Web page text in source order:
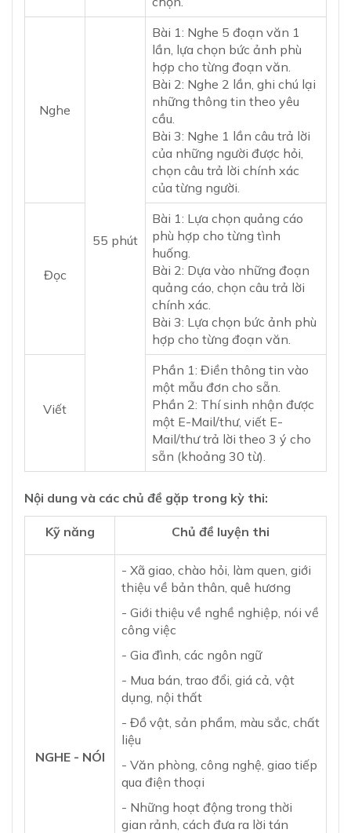
Nghe
55 phút
Bài 1: Nghe 5 đoạn văn 1
lần, lựa chọn bức ảnh phù
hợp cho từng đoạn văn.
Bài 2: Nghe 2 lần, ghi chú lại
những thông tin theo yêu
cầu.
Bài 3: Nghe 1 lần câu trả lời
của những người được hỏi,
chọn câu trả lời chính xác
của từng người.
Đọc
Bài 1: Lựa chọn quảng cáo
phù hợp cho từng tình
huống.
Bài 2: Dựa vào những đoạn
quảng cáo, chọn câu trả lời
chính xác.
Bài 3: Lựa chọn bức ảnh phù
hợp cho từng đoạn văn.
Viết
Phần 1: Điền thông tin vào
một mẫu đơn cho sẵn.
Phần 2: Thí sinh nhận được
một E-Mail/thư, viết E-
Mail/thư trả lời theo 3 ý cho
sẵn (khoảng 30 từ).
Nội dung và các chủ đề gặp trong kỳ thi:
Kỹ năng Chủ đề luyện thi
NGHE - NÓI
- Xã giao, chào hỏi, làm quen, giới
thiệu về bản thân, quê hương
- Giới thiệu về nghề nghiệp, nói về
công việc
- Gia đình, các ngôn ngữ
- Mua bán, trao đổi, giá cả, vật
dụng, nội thất
- Đồ vật, sản phẩm, màu sắc, chất
liệu
- Văn phòng, công nghệ, giao tiếp
qua điện thoại
- Những hoạt động trong thời
gian rảnh, cách đưa ra lời tán